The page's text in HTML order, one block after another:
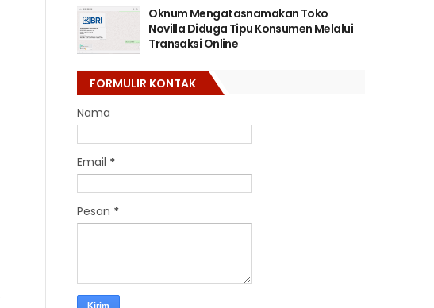
Oknum Mengatasnamakan Toko
Novilla Diduga Tipu Konsumen Melalui
Transaksi Online
FORMULIR KONTAK
Nama
Email *
Pesan *